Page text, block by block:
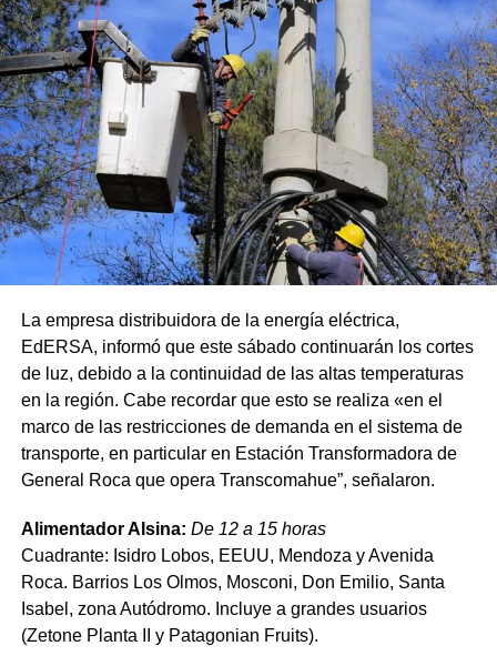
La empresa distribuidora de la energía eléctrica,
EdERSA, informó que este sábado continuarán los cortes
de luz, debido a la continuidad de las altas temperaturas
en la región. Cabe recordar que esto se realiza «en el
marco de las restricciones de demanda en el sistema de
transporte, en particular en Estación Transformadora de
General Roca que opera Transcomahue”, señalaron.
Alimentador Alsina: De 12 a 15 horas
Cuadrante: Isidro Lobos, EEUU, Mendoza y Avenida
Roca. Barrios Los Olmos, Mosconi, Don Emilio, Santa
Isabel, zona Autódromo. Incluye a grandes usuarios
(Zetone Planta II y Patagonian Fruits).